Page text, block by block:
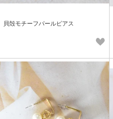
貝殻モチーフパールピアス